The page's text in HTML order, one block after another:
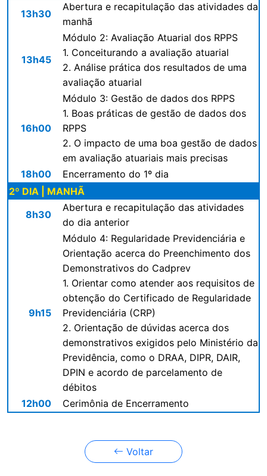
13h30
Abertura e recapitulação das atividades da
manhã
13h45
Módulo 2: Avaliação Atuarial dos RPPS
1. Conceiturando a avaliação atuarial
2. Análise prática dos resultados de uma
avaliação atuarial
16h00
Módulo 3: Gestão de dados dos RPPS
1. Boas práticas de gestão de dados dos
RPPS
2. O impacto de uma boa gestão de dados
em avaliação atuariais mais precisas
18h00
Encerramento do 1º dia
2º DIA | MANHÃ
8h30
Abertura e recapitulação das atividades
do dia anterior
9h15
Módulo 4: Regularidade Previdenciária e
Orientação acerca do Preenchimento dos
Demonstrativos do Cadprev
1. Orientar como atender aos requisitos de
obtenção do Certificado de Regularidade
Previdenciária (CRP)
2. Orientação de dúvidas acerca dos
demonstrativos exigidos pelo Ministério da
Previdência, como o DRAA, DIPR, DAIR,
DPIN e acordo de parcelamento de
débitos
12h00
Cerimônia de Encerramento
Voltar